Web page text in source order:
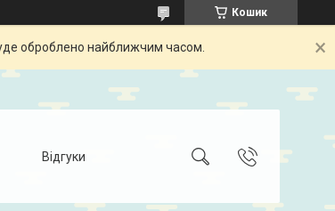
Кошик
оброблено найближчим часом.
Відгуки